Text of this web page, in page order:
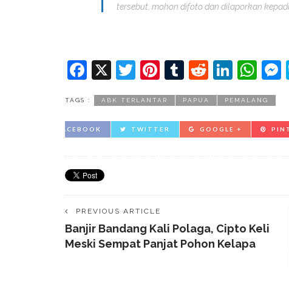
tersebut, mohon difoto dan dilaporkan
Facebook
X Twitter
Pinterest
Tumblr
Reddit
TAGS : ABK TERLANTAR PAPUA PEMALANG
FACEBOOK TWITTER GOOGLE +
PREVIOUS ARTICLE
Banjir Bandang Kali Polaga, Cipto Keli
Meski Sempat Panjat Pohon Kelapa